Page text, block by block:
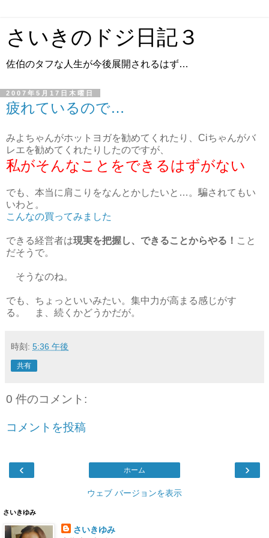
さいきのドジ日記３
佐伯のタフな人生が今後展開されるはず…
2007年5月17日木曜日
疲れているので…
みよちゃんがホットヨガを勧めてくれたり、Ciちゃんがバ
レエを勧めてくれたりしたのですが、
私がそんなことをできるはずがない
でも、本当に肩こりをなんとかしたいと…。騙されてもい
いわと。
こんなの買ってみました
できる経営者は現実を把握し、できることからやる！ こと
だそうで。
そうなのね。
でも、ちょっといいみたい。集中力が高まる感じがす
る。 ま、続くかどうかだが。
時刻: 5:36 午後
共有
0 件のコメント:
コメントを投稿
‹ ›
ホーム
ウェブ バージョンを表示
さいきゆみ
さいきゆみ